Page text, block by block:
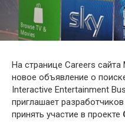
На странице Careers
новое объявление о
Interactive Entertainment
приглашает
принять участие в проекте